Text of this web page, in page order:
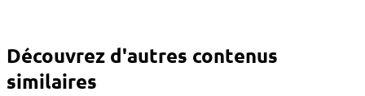
Découvrez d'autres contenus
similaires